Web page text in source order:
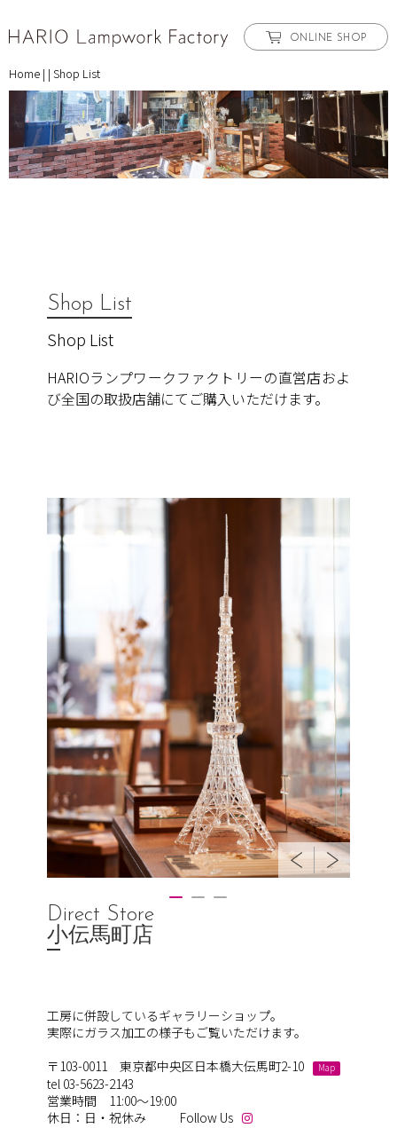
ONLINE SHOP
Home | | Shop List
Shop List
Shop List
HARIOランプワークファクトリーの直営店およ
び全国の取扱店舗にてご購入いただけます。
Direct Store
小伝馬町店
工房に併設しているギャラリーショップ。
実際にガラス加工の様子もご覧いただけます。
〒103-0011 東京都中央区日本橋大伝馬町2-10
Map
tel 03-5623-2143
営業時間 11:00～19:00
休日：日・祝休み
Follow Us